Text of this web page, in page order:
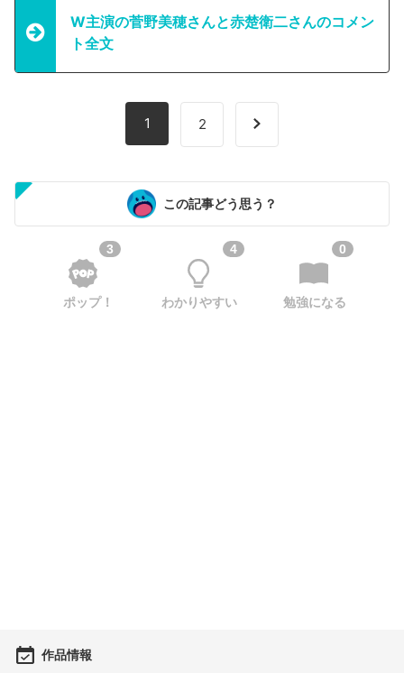
W主演の菅野美穂さんと赤楚衛二さんのコメン
ト全文
1 2
この記事どう思う？
3
ポップ！
4
わかりやすい
0
勉強になる
作品情報